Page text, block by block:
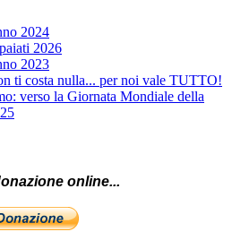
2024
2026
2023
ti costa nulla... per noi vale TUTTO!
verso la Giornata Mondiale della
online...